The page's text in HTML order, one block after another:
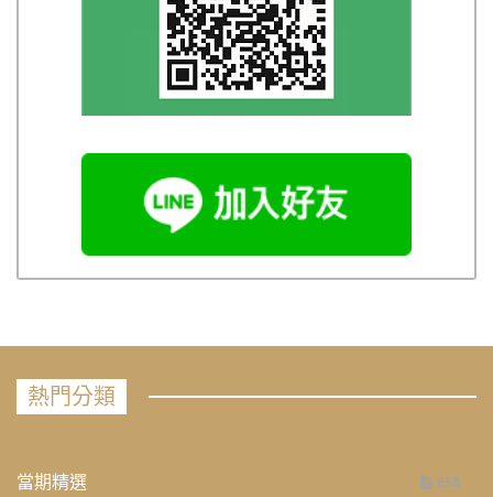
熱門分類
當期精選 658